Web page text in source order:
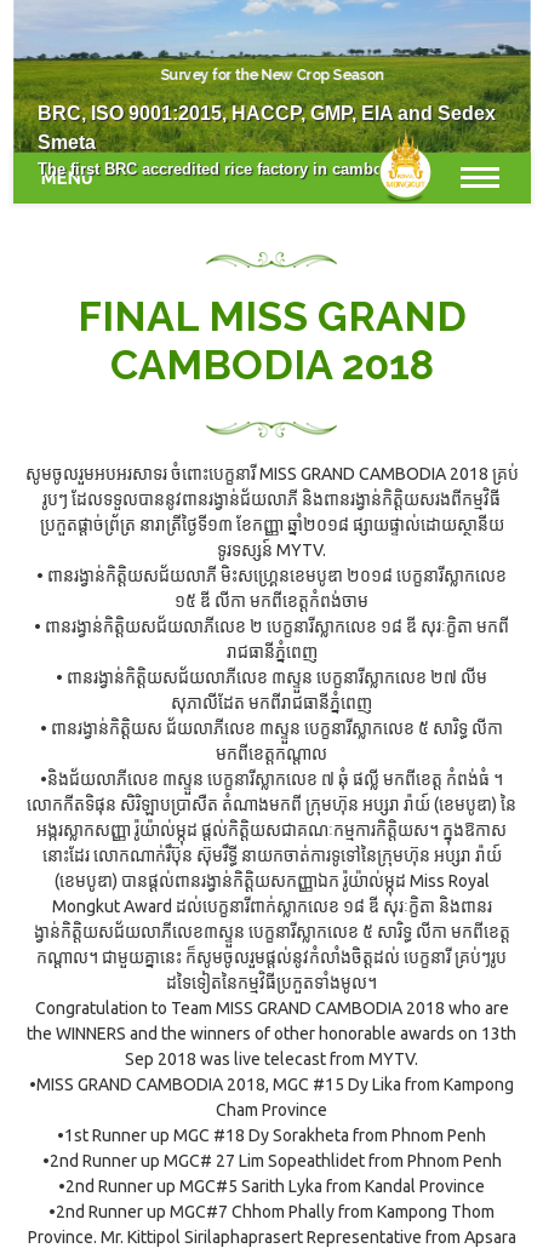
Survey for the New Crop Season
BRC, ISO 9001:2015, HACCP, GMP, EIA and Sedex
Smeta
The first BRC accredited rice factory in cambodia.
MENU
FINAL MISS GRAND
CAMBODIA 2018
សូមចូលរួមអបអរសាទរ ចំពោះបេក្ខនារី MISS GRAND CAMBODIA 2018 គ្រប់
រូបៗ ដែលទទួលបាននូវពានរង្វាន់ជ័យលាភី និងពានរង្វាន់កិត្តិយសរងពីកម្មវិធី
ប្រកួតផ្តាច់ព្រ័ត្រ នារាត្រីថ្ងៃទី១៣ ខែកញ្ញា ឆ្នាំ២០១៨ ផ្សាយផ្ទាល់ដោយស្ថានីយ
ទូរទស្សន៍ MYTV.
• ពានរង្វាន់កិត្តិយសជ័យលាភី មិះសហ្រ្គេនខេមបូឌា ២០១៨ បេក្ខនារីស្លាកលេខ
១៥ ឌី លីកា មកពីខេត្តកំពង់ចាម
• ពានរង្វាន់កិត្តិយសជ័យលាភីលេខ ២ បេក្ខនារីស្លាកលេខ ១៨ ឌី សុរៈក្ខិតា មកពី
រាជធានីភ្នំពេញ
• ពានរង្វាន់កិត្តិយសជ័យលាភីលេខ ៣ស្ទួន បេក្ខនារីស្លាកលេខ ២៧ លីម
សុភាលីដែត មកពីរាជធានីភ្នំពេញ
• ពានរង្វាន់កិត្តិយស ជ័យលាភីលេខ ៣ស្ទួន បេក្ខនារីស្លាកលេខ ៥ សារិទ្ធ លីកា
មកពីខេត្តកណ្តាល
•និងជ័យលាភីលេខ ៣ស្ទួន បេក្ខនារីស្លាកលេខ ៧ ឆុំ ផល្លី មកពីខេត្ត កំពង់ធំ ។
លោកកីតទិផុន សិរិឡាបប្រាសឺត តំណាងមកពី ក្រុមហ៊ុន អប្សរា រ៉ាយ៍ (ខេមបូឌា) នៃ
អង្ករស្លាកសញ្ញា រ៉ូយ៉ាល់ម្កុដ ផ្តល់កិត្តិយសជាគណៈកម្មការកិត្តិយស។ ក្នុងឱកាស
នោះដែរ លោកណាក់រឹប៊ុន ស៊ុមរឹទ្ធី នាយកចាត់ការទូទៅនៃក្រុមហ៊ុន អប្សរា រ៉ាយ៍
(ខេមបូឌា) បានផ្តល់ពានរង្វាន់កិត្តិយសកញ្ញាឯក រ៉ូយ៉ាល់ម្កុដ Miss Royal
Mongkut Award ដល់បេក្ខនារីពាក់ស្លាកលេខ ១៨ ឌី សុរៈក្ខិតា និងពានរ
ង្វាន់កិត្តិយសជ័យលាភីលេខ៣ស្ទួន បេក្ខនារីស្លាកលេខ ៥ សារិទ្ធ លីកា មកពីខេត្ត
កណ្តាល។ ជាមួយគ្នានេះ ក៏សូមចូលរួមផ្តល់នូវកំលាំងចិត្តដល់ បេក្ខនារី គ្រប់ៗរូប
ដទៃទៀតនៃកម្មវិធីប្រកួតទាំងមូល។
Congratulation to Team MISS GRAND CAMBODIA 2018 who are
the WINNERS and the winners of other honorable awards on 13th
Sep 2018 was live telecast from MYTV.
•MISS GRAND CAMBODIA 2018, MGC #15 Dy Lika from Kampong
Cham Province
•1st Runner up MGC #18 Dy Sorakheta from Phnom Penh
•2nd Runner up MGC# 27 Lim Sopeathlidet from Phnom Penh
•2nd Runner up MGC#5 Sarith Lyka from Kandal Province
•2nd Runner up MGC#7 Chhom Phally from Kampong Thom
Province. Mr. Kittipol Sirilaphaprasert Representative from Apsara